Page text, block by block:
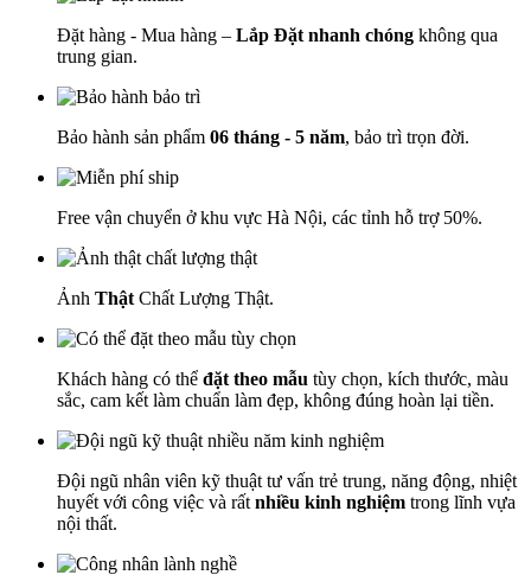
Đặt hàng - Mua hàng – Lắp Đặt nhanh chóng không qua
trung gian.
Bảo hành sản phẩm 06 tháng - 5 năm, bảo trì trọn đời.
Free vận chuyển ở khu vực Hà Nội, các tỉnh hỗ trợ 50%.
Ảnh Thật Chất Lượng Thật.
Khách hàng có thể đặt theo mẫu tùy chọn, kích thước, màu
sắc, cam kết làm chuẩn làm đẹp, không đúng hoàn lại tiền.
Đội ngũ nhân viên kỹ thuật tư vấn trẻ trung, năng động, nhiệt
huyết với công việc và rất nhiều kinh nghiệm trong lĩnh vựa
nội thất.